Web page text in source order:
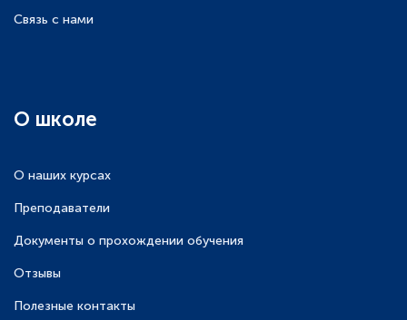
Связь с нами
О школе
О наших курсах
Преподаватели
Документы о прохождении обучения
Отзывы
Полезные контакты